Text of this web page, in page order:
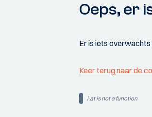
Oeps, er
Er is iets overwachts
Keer terug naar de
i.at is not a function